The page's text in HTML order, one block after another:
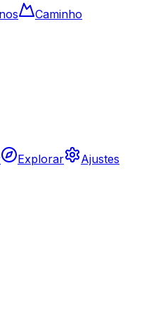
Caminho
Explorar Ajustes